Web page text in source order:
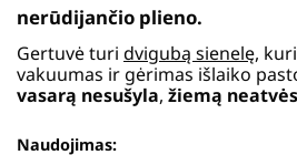
nerūdijančio plieno.
Gertuvė turi dvigubą sienelę,
vakuumas ir gėrimas išlaiko
vasarą nesušyla, žiemą
Naudojimas: